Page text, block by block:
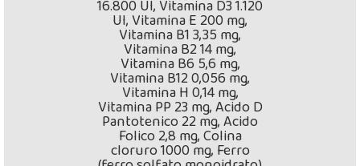
16.800 UI, Vitamina D3 1.120
UI, Vitamina E 200 mg,
Vitamina B1 3,35 mg,
Vitamina B2 14 mg,
Vitamina B6 5,6 mg,
Vitamina B12 0,056 mg,
Vitamina H 0,14 mg,
Vitamina PP 23 mg, Acido D
Pantotenico 22 mg, Acido
Folico 2,8 mg, Colina
cloruro 1000 mg, Ferro